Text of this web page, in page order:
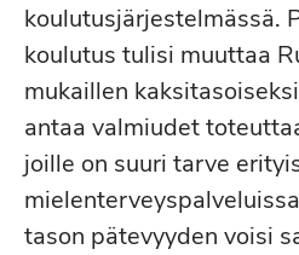
koulutusjärjestelmässä.
koulutus tulisi muuttaa
mukaillen
antaa valmiudet
joille on suuri tarve
tason pätevyyden voisi